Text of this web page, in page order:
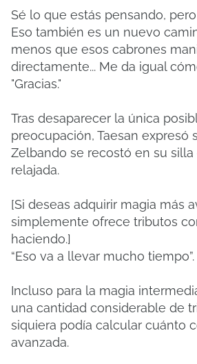
Sé lo que estás pensando,
Eso también es un nuevo
menos que esos cabrones
directamente... Me da igual
"Gracias."
Tras desaparecer la única
preocupación, Taesan expresó
Zelbando se recostó en su
relajada.
[Si deseas adquirir magia más
simplemente ofrece tributos
haciendo.]
“Eso va a llevar mucho tiempo”.
Incluso para la magia
una cantidad considerable de
siquiera podía calcular cuánto
avanzada.